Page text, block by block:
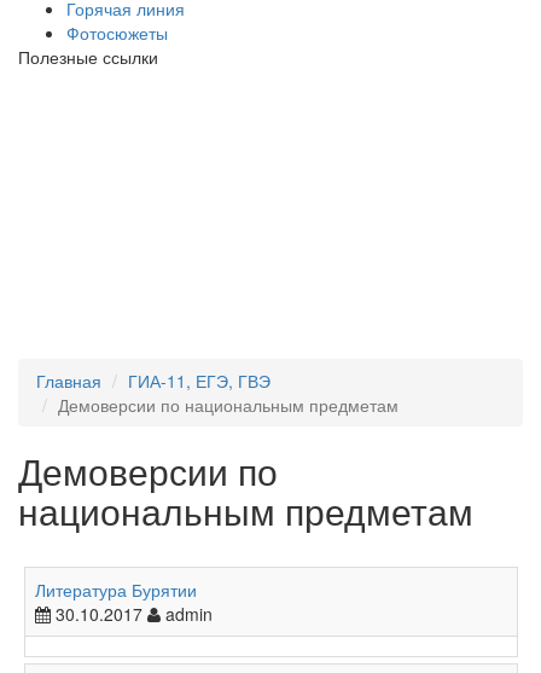
Горячая линия
Фотосюжеты
Полезные ссылки
Главная
ГИА-11, ЕГЭ, ГВЭ
Демоверсии по национальным предметам
Демоверсии по
национальным предметам
Литература Бурятии
30.10.2017
admin